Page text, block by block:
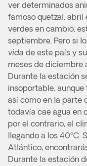
ver determinados
famoso quetzal, abril
verdes en cambio,
septiembre. Pero si
vida de este país y
meses de diciembre
Durante la estación
insoportable, aunque
así como en la parte
todavía cae agua en
por el contrario, el
llegando a los 40ºC.
Atlántico,
Durante la estación